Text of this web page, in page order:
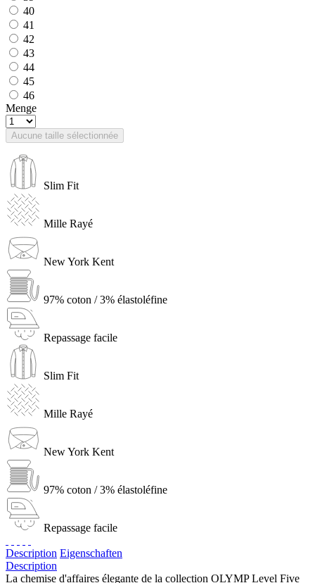
40
41
42
43
44
45
46
Menge
Aucune taille sélectionnée
Slim Fit
Mille Rayé
New York Kent
97% coton / 3% élastoléfine
Repassage facile
Slim Fit
Mille Rayé
New York Kent
97% coton / 3% élastoléfine
Repassage facile
Description Eigenschaften
Description
La chemise d'affaires élegante de la collection OLYMP Level Five